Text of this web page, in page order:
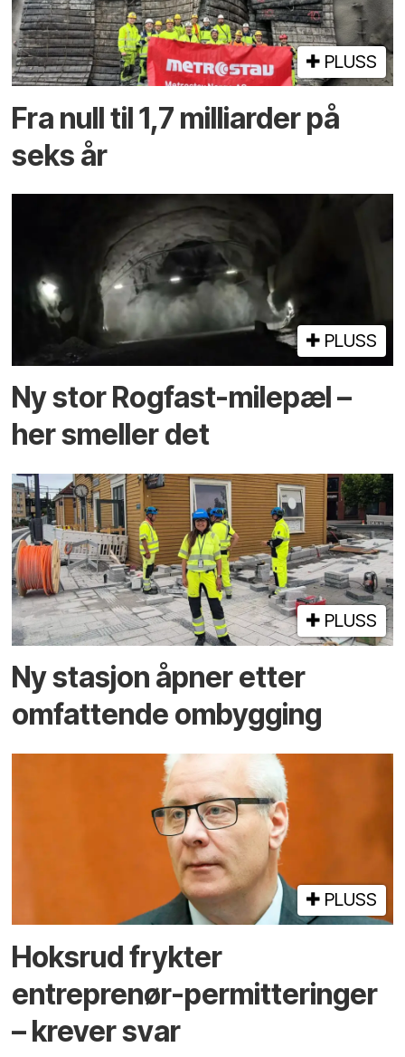
PLUSS
Fra null til 1,7 milliarder på
seks år
PLUSS
Ny stor Rogfast-milepæl –
her smeller det
PLUSS
Ny stasjon åpner etter
omfattende ombygging
PLUSS
Hoksrud frykter
entreprenør-permitteringer
– krever svar